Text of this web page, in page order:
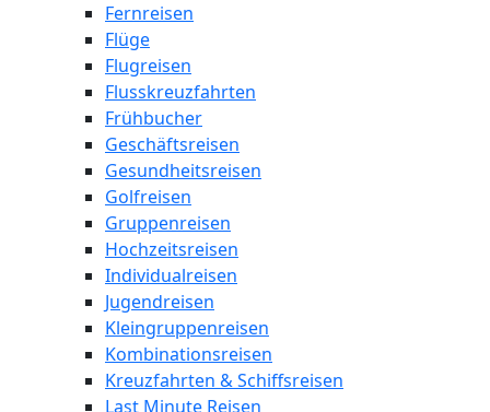
Fernreisen
Flüge
Flugreisen
Flusskreuzfahrten
Frühbucher
Geschäftsreisen
Gesundheitsreisen
Golfreisen
Gruppenreisen
Hochzeitsreisen
Individualreisen
Jugendreisen
Kleingruppenreisen
Kombinationsreisen
Kreuzfahrten & Schiffsreisen
Last Minute Reisen